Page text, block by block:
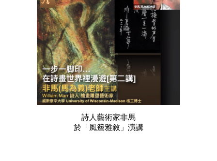
詩人藝術家非馬
於「風簷雅敘」演講